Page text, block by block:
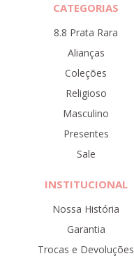
CATEGORIAS
8.8 Prata Rara
Alianças
Coleções
Religioso
Masculino
Presentes
Sale
INSTITUCIONAL
Nossa História
Garantia
Trocas e Devoluções